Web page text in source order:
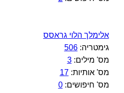
אלימלך הלוי גראסס
גימטריה:506
מס' מילים:3
מס' אותיות:17
מס' חיפושים:0